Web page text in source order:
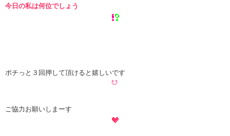
今日の私は何位でしょう
ポチっと３回押して頂けると嬉しいです
ご協力お願いしまーす